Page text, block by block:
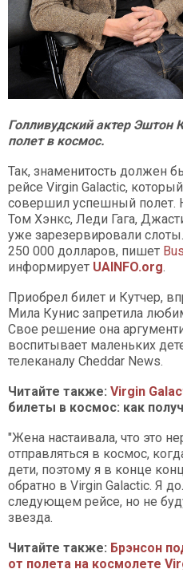
Голливудский актер Эштон
полет в космос.
Так, знаменитость должен
рейсе Virgin Galactic,
совершил успешный полет.
Том Хэнкс, Леди Гага,
уже зарезервировали
250 000 долларов, пишет
информирует UAINFO.org.
Приобрел билет и Кутчер,
Мила Кунис запретила
Свое решение она
воспитывает маленьких
телеканалу Cheddar News.
Читайте также: Virgin
билеты в космос: как
"Жена настаивала, что это
отправляться в космос,
дети, поэтому я в конце
обратно в Virgin Galactic. Я
следующем рейсе, но не
звезда.
Читайте также: Брэнсон
от полета на космолете